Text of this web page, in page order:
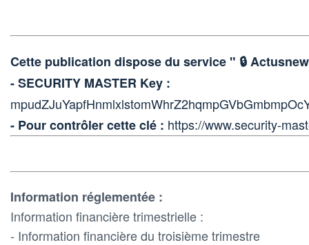
Cette publication dispose du service " 🔒
- SECURITY MASTER Key :
- Pour contrôler cette clé : https://www.security-
Information réglementée :
Information financière trimestrielle :
- Information financière du troisième trimestre